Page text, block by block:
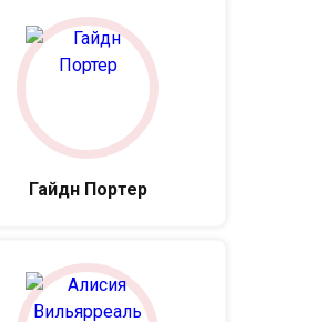
Гайдн Портер